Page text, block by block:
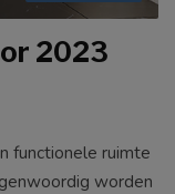
2023
functionele ruimte
worden